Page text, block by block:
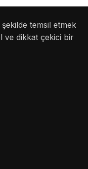
şekilde temsil etmek
ve dikkat çekici bir